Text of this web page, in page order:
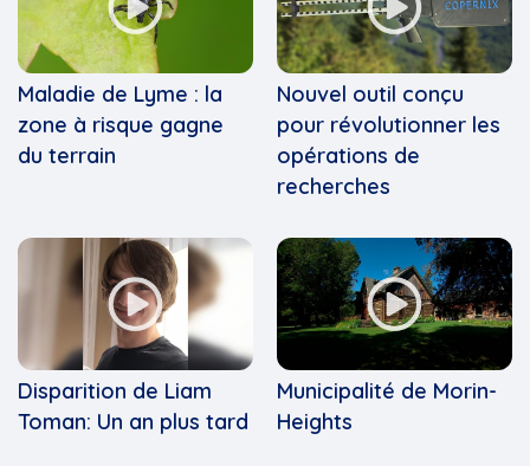
Maladie de Lyme : la
zone à risque gagne
du terrain
Nouvel outil conçu
pour révolutionner les
opérations de
recherches
Disparition de Liam
Toman: Un an plus tard
Municipalité de Morin-
Heights